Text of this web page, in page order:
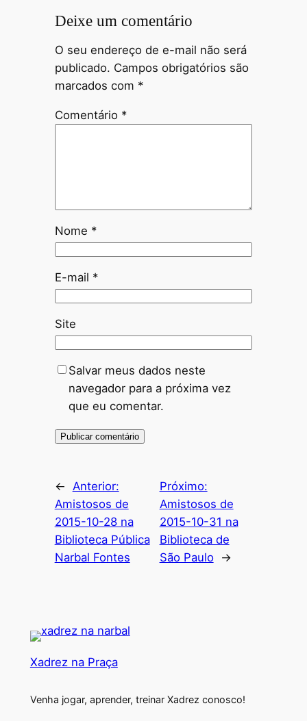
Deixe um comentário
O seu endereço de e-mail não será
publicado. Campos obrigatórios são
marcados com *
Comentário *
Nome *
E-mail *
Site
Salvar meus dados neste
navegador para a próxima vez
que eu comentar.
←
Anterior:
Amistosos de
2015-10-28 na
Biblioteca Pública
Narbal Fontes
Próximo:
Amistosos de
2015-10-31 na
Biblioteca de
São Paulo
→
Xadrez na Praça
Venha jogar, aprender, treinar Xadrez conosco!